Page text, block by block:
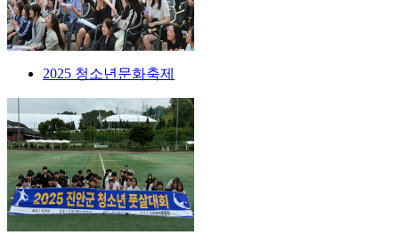
2025 청소년문화축제